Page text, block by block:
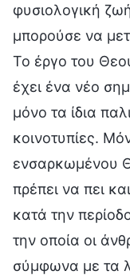
φυσιολογική
μπορούσε να
Το έργο του
έχει ένα νέο
μόνο τα ίδια
κοινοτυπίες.
ενσαρκωμένου
πρέπει να πει
κατά την
την οποία οι
σύμφωνα με τα